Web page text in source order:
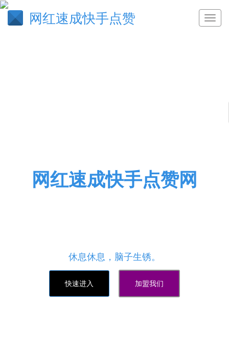
网红速成快手点赞
网红速成快手点赞网
休息休息，脑子生锈。
快速进入 加盟我们